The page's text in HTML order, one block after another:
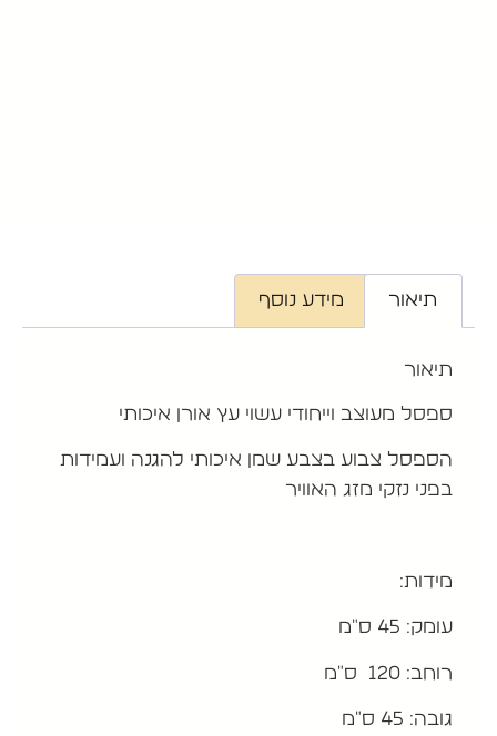
תיאור מידע נוסף
תיאור
ספסל מעוצב וייחודי עשוי עץ אורן איכותי
הספסל צבוע בצבע שמן איכותי להגנה ועמידות
בפני נזקי מזג האוויר
מידות:
עומק: 45 ס"מ
רוחב: 120 ס"מ
גובה: 45 ס"מ